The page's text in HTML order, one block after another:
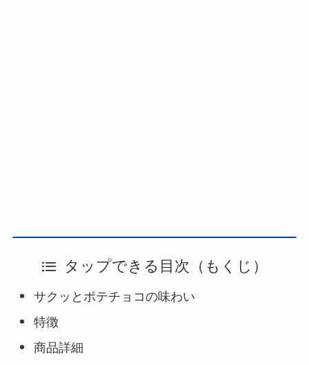
タップできる目次（もくじ）
サクッとポテチョコの味わい
特徴
商品詳細